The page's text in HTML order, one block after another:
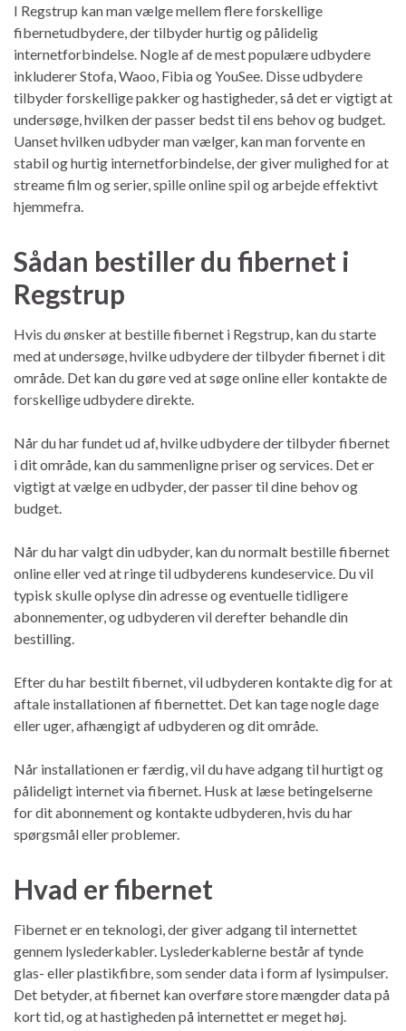
I Regstrup kan man vælge mellem flere forskellige
fibernetudbydere, der tilbyder hurtig og pålidelig
internetforbindelse. Nogle af de mest populære udbydere
inkluderer Stofa, Waoo, Fibia og YouSee. Disse udbydere
tilbyder forskellige pakker og hastigheder, så det er vigtigt at
undersøge, hvilken der passer bedst til ens behov og budget.
Uanset hvilken udbyder man vælger, kan man forvente en
stabil og hurtig internetforbindelse, der giver mulighed for at
streame film og serier, spille online spil og arbejde effektivt
hjemmefra.
Sådan bestiller du fibernet i
Regstrup
Hvis du ønsker at bestille fibernet i Regstrup, kan du starte
med at undersøge, hvilke udbydere der tilbyder fibernet i dit
område. Det kan du gøre ved at søge online eller kontakte de
forskellige udbydere direkte.
Når du har fundet ud af, hvilke udbydere der tilbyder fibernet
i dit område, kan du sammenligne priser og services. Det er
vigtigt at vælge en udbyder, der passer til dine behov og
budget.
Når du har valgt din udbyder, kan du normalt bestille fibernet
online eller ved at ringe til udbyderens kundeservice. Du vil
typisk skulle oplyse din adresse og eventuelle tidligere
abonnementer, og udbyderen vil derefter behandle din
bestilling.
Efter du har bestilt fibernet, vil udbyderen kontakte dig for at
aftale installationen af fibernettet. Det kan tage nogle dage
eller uger, afhængigt af udbyderen og dit område.
Når installationen er færdig, vil du have adgang til hurtigt og
pålideligt internet via fibernet. Husk at læse betingelserne
for dit abonnement og kontakte udbyderen, hvis du har
spørgsmål eller problemer.
Hvad er fibernet
Fibernet er en teknologi, der giver adgang til internettet
gennem lyslederkabler. Lyslederkablerne består af tynde
glas- eller plastikfibre, som sender data i form af lysimpulser.
Det betyder, at fibernet kan overføre store mængder data på
kort tid, og at hastigheden på internettet er meget høj.